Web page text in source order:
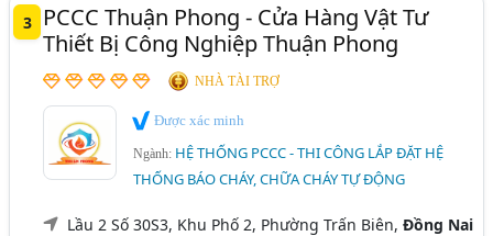
3
PCCC Thuận Phong - Cửa Hàng Vật Tư
Thiết Bị Công Nghiệp Thuận Phong
NHÀ TÀI TRỢ
Được xác minh
Ngành: HỆ THỐNG PCCC - THI CÔNG LẮP ĐẶT HỆ
THỐNG BÁO CHÁY, CHỮA CHÁY TỰ ĐỘNG
Lầu 2 Số 30S3, Khu Phố 2, Phường Trấn Biên,Đồng Nai